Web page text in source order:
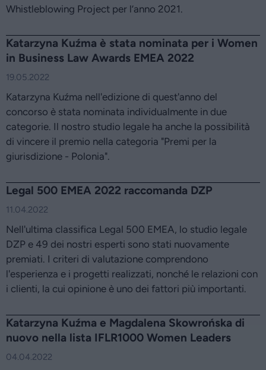
Whistleblowing Project per l’anno 2021.
Katarzyna Kuźma è stata nominata per i Women
in Business Law Awards EMEA 2022
19.05.2022
Katarzyna Kuźma nell'edizione di quest'anno del
concorso è stata nominata individualmente in due
categorie. Il nostro studio legale ha anche la possibilità
di vincere il premio nella categoria "Premi per la
giurisdizione - Polonia".
Legal 500 EMEA 2022 raccomanda DZP
11.04.2022
Nell'ultima classifica Legal 500 EMEA, lo studio legale
DZP e 49 dei nostri esperti sono stati nuovamente
premiati. I criteri di valutazione comprendono
l'esperienza e i progetti realizzati, nonché le relazioni con
i clienti, la cui opinione è uno dei fattori più importanti.
Katarzyna Kuźma e Magdalena Skowrońska di
nuovo nella lista IFLR1000 Women Leaders
04.04.2022